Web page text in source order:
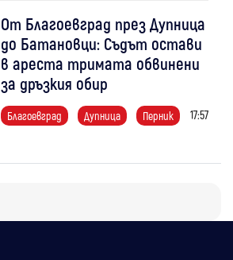
От Благоевград през Дупница
до Батановци: Съдът остави
в ареста тримата обвинени
за дръзкия обир
Благоевград Дупница Перник 17:57